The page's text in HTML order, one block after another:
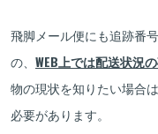
飛脚メール便にも追跡番
の、 WEB上では配送状況
物の現状を知りたい場合
必要があります。